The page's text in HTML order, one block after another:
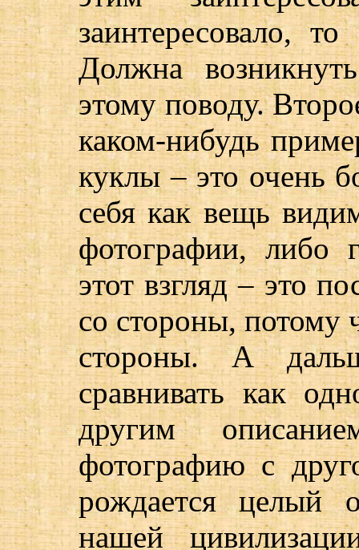
заинтересовало,
Должна
этому поводу.
каком-нибудь
куклы – это очень
себя как вещь
фотографии, либо
этот взгляд – это
со стороны, потому
стороны. А
сравнивать как
другим
фотографию с
рождается целый
нашей